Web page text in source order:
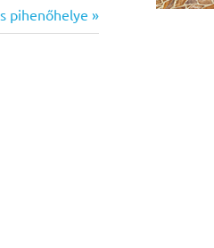
pihenőhelye